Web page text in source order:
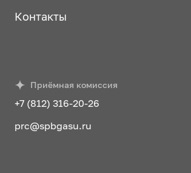
Контакты
Приёмная комиссия
+7 (812) 316-20-26
prc@spbgasu.ru